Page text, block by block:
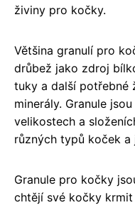
živiny pro kočky.
Většina granulí pro
drůbež jako zdroj
tuky a další potřebné
minerály. Granule
velikostech a
různých typů koček a
Granule pro kočky
chtějí své kočky